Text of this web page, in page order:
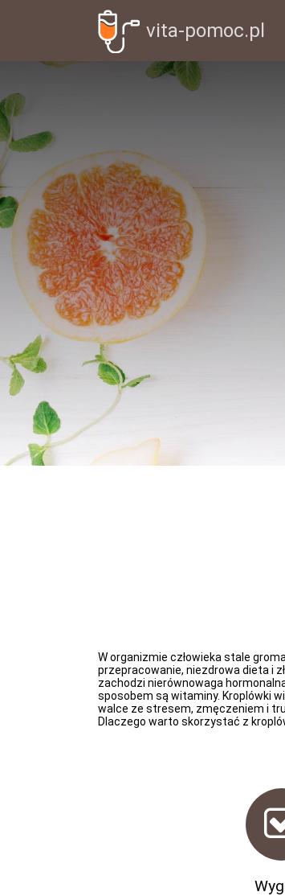
vita-pomoc.pl
W organizmie człowieka stale
przepracowanie, niezdrowa dieta i
zachodzi nierównowaga
sposobem są witaminy. Kroplówki
walce ze stresem, zmęczeniem i
Dlaczego warto skorzystać z